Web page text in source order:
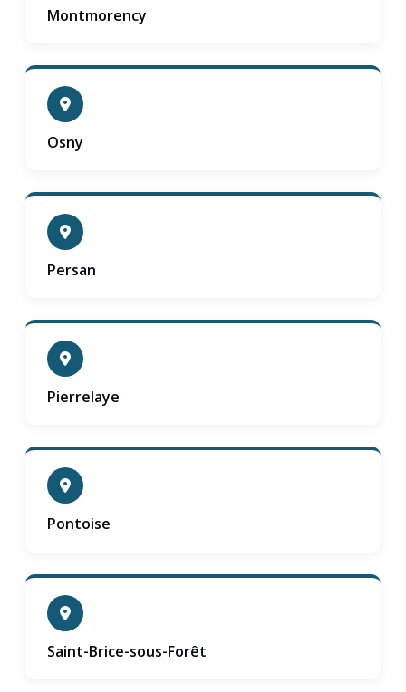
Montmorency
Osny
Persan
Pierrelaye
Pontoise
Saint-Brice-sous-Forêt